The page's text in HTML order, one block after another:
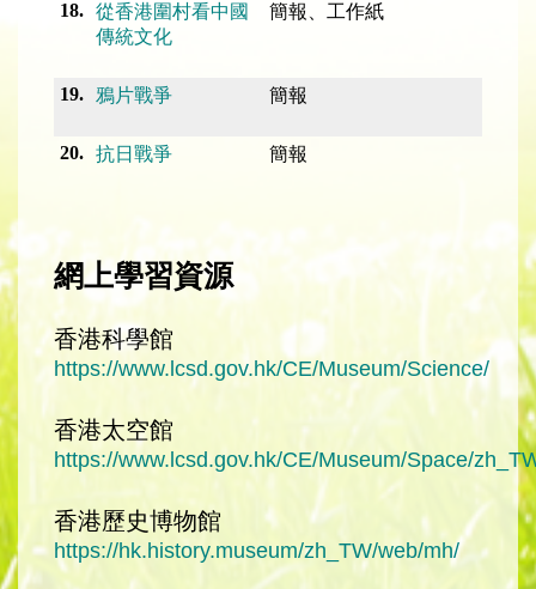
18. 從香港圍村看中國
傳統文化
簡報、工作紙
19. 鴉片戰爭 簡報
20. 抗日戰爭 簡報
網上學習資源
香港科學館
https://www.lcsd.gov.hk/CE/Museum/Science/
香港太空館
https://www.lcsd.gov.hk/CE/Museum/Space/
香港歷史博物館
https://hk.history.museum/zh_TW/web/mh/